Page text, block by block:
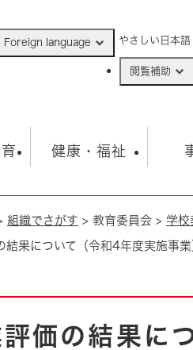
Foreign language やさしい日本語
閲覧補助
住民票・戸籍
救急・消防
上水道・下水道
子育て
健康・福祉
福祉・健康・生活
観光 市の概
市政
市役所
組織でさがす > 教育委員会 > 学校
結果について（令和4年度実施事業
価の結果に